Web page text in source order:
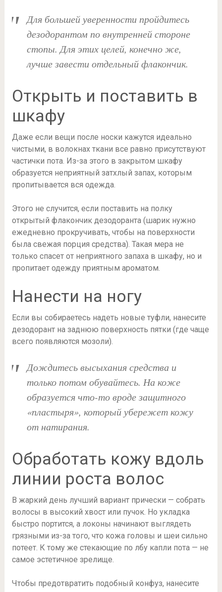
Для большей уверенности пройдитесь
дезодорантом по внутренней стороне
стопы. Для этих целей, конечно же,
лучше завести отдельный флакончик.
Открыть и поставить в
шкафу
Даже если вещи после носки кажутся идеально
чистыми, в волокнах ткани все равно присутствуют
частички пота. Из-за этого в закрытом шкафу
образуется неприятный затхлый запах, которым
пропитывается вся одежда.
Этого не случится, если поставить на полку
открытый флакончик дезодоранта (шарик нужно
ежедневно прокручивать, чтобы на поверхности
была свежая порция средства). Такая мера не
только спасет от неприятного запаха в шкафу, но и
пропитает одежду приятным ароматом.
Нанести на ногу
Если вы собираетесь надеть новые туфли, нанесите
дезодорант на заднюю поверхность пятки (где чаще
всего появляются мозоли).
Дождитесь высыхания средства и
только потом обувайтесь. На коже
образуется что-то вроде защитного
«пластыря», который убережет кожу
от натирания.
Обработать кожу вдоль
линии роста волос
В жаркий день лучший вариант прически — собрать
волосы в высокий хвост или пучок. Но укладка
быстро портится, а локоны начинают выглядеть
грязными из-за того, что кожа головы и шеи сильно
потеет. К тому же стекающие по лбу капли пота — не
самое эстетичное зрелище.
Чтобы предотвратить подобный конфуз, нанесите